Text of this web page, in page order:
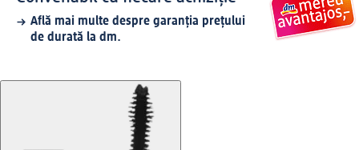
Află mai multe despre garanția prețului
de durată la dm.